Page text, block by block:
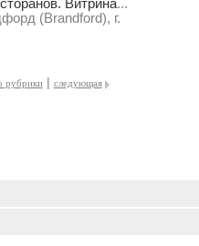
Витрина...
(Brandford), г.
рубрики | следующая